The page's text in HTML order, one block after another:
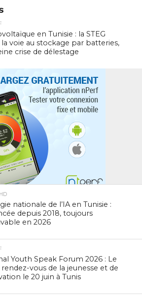
en Tunisie : la STEG
voie au stockage par batteries,
crise de délestage
nationale de l’IA en Tunisie :
depuis 2018, toujours
en 2026
Youth Speak Forum 2026 : Le
vous de la jeunesse et de
le 20 juin à Tunis